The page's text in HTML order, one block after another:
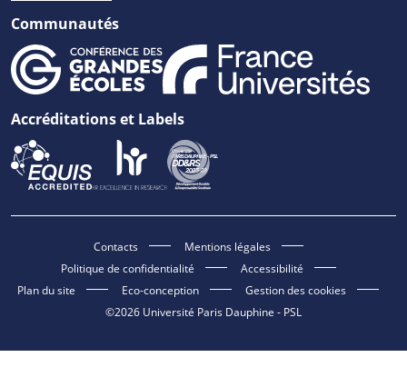
Communautés
Accréditations et Labels
Contacts
Mentions légales
Politique de confidentialité
Accessibilité
Plan du site
Eco-conception
Gestion des cookies
©2026 Université Paris Dauphine - PSL